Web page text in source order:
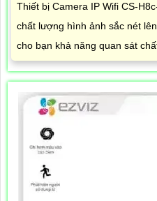
Thiết bị Camera IP Wifi CS-
chất lượng hình ảnh sắc nét
cho bạn khả năng quan sát